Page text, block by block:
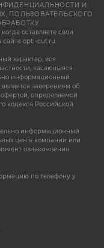
И
, ПОЛЬЗОВАТЕЛЬСКОГО
оставляете свои
opti-cut.ru
характер, вся
касающаяся
информационный
заверением об
определяемой
кодекса Российской
информационный
цен в компании или
ознакомления
по телефону у